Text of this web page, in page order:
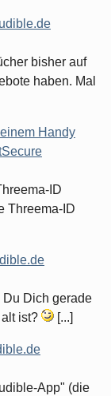
bisher auf
haben. Mal
Handy
ID
Threema-ID
Dich gerade
ist?
[...]
App" (die